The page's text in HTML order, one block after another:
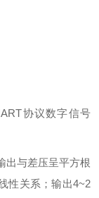
协议数字信号
出与差压呈平方根
性关系；输出4~2